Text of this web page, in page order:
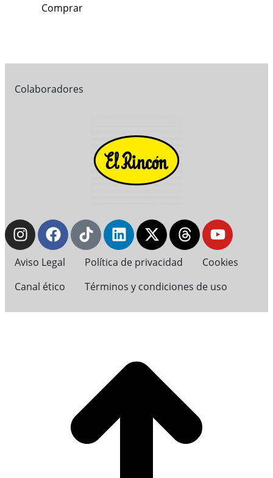
Comprar
Colaboradores
Aviso Legal Política de privacidad
Cookies
Canal ético
Términos y condiciones de uso